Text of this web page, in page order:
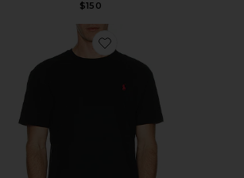
$150
Favorite ФУТБОЛКА